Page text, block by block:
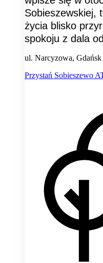
Sobieszewskiej,
życia blisko
spokoju z dala od
ul. Narcyzowa, Gdańsk
Przystań Sobieszewo